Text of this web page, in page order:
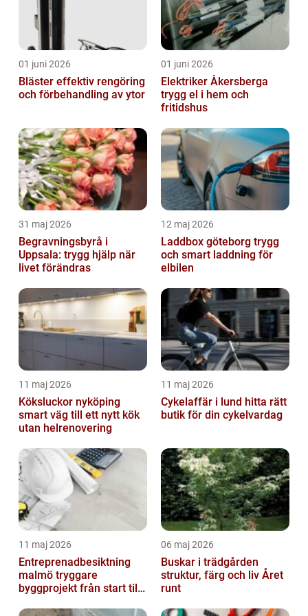
01 juni 2026
Bläster effektiv rengöring
och förbehandling av ytor
01 juni 2026
Elektriker Åkersberga
trygg el i hem och
fritidshus
31 maj 2026
Begravningsbyrå i
Uppsala: trygg hjälp när
livet förändras
12 maj 2026
Laddbox göteborg trygg
och smart laddning för
elbilen
11 maj 2026
Köksluckor nyköping
smart väg till ett nytt kök
utan helrenovering
11 maj 2026
Cykelaffär i lund hitta rätt
butik för din cykelvardag
11 maj 2026
Entreprenadbesiktning
malmö tryggare
byggprojekt från start till
06 maj 2026
Buskar i trädgården
struktur, färg och liv Året
runt